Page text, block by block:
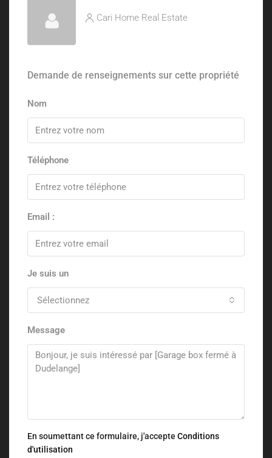
Cari Home Real Estate
Demande de renseignements sur cette propriété
Nom
Téléphone
Email :
Je suis un
Sélectionnez
Message
En soumettant ce formulaire, j'accepte Conditions
d'utilisation